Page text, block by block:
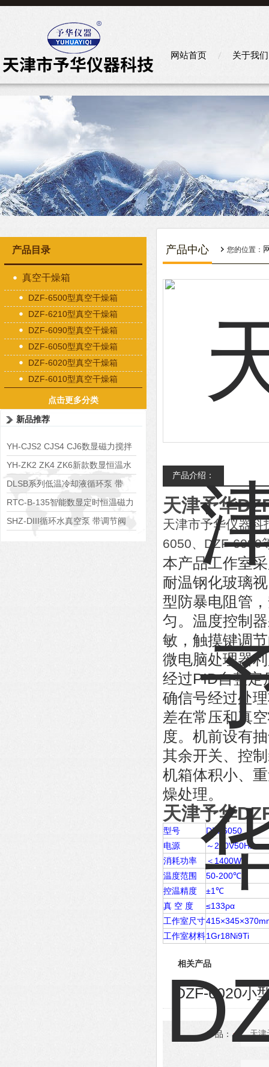
网站首页 关于我们
产品目录
真空干燥箱
DZF-6500型真空干燥箱
DZF-6210型真空干燥箱
DZF-6090型真空干燥箱
DZF-6050型真空干燥箱
DZF-6020型真空干燥箱
DZF-6010型真空干燥箱
点击更多分类
新品推荐
YH-CJS2 CJS4 CJ6数显磁力搅拌
水浴锅
YH-ZK2 ZK4 ZK6新款数显恒温水
浴锅
DLSB系列低温冷却液循环泵 带
S485通讯端口
RTC-B-135智能数显定时恒温磁力
搅拌器
SHZ-DIII循环水真空泵 带调节阀
产品中心 您的位置：
产品介绍：
天津予华
天津市予华仪器
6050、DZF-6090
本产品工作室
耐温钢化玻璃
型防暴电阻管
匀。温度控制
敏，触摸键调
微电脑处理器
经过PID自整定
确信号经过处
差在常压和真
度。机前设有
其余开关、控
机箱体积小、
燥处理。
天津予华
型号
DZF6050
电源
～220V50Hz
消耗功率
＜1400W
温度范围
50-200℃
控温精度
±1℃
真 空 度
≤133ρα
工作室尺寸
工作室材料1Gr18Ni9Ti
相关产品
DZF-6020小
产品：